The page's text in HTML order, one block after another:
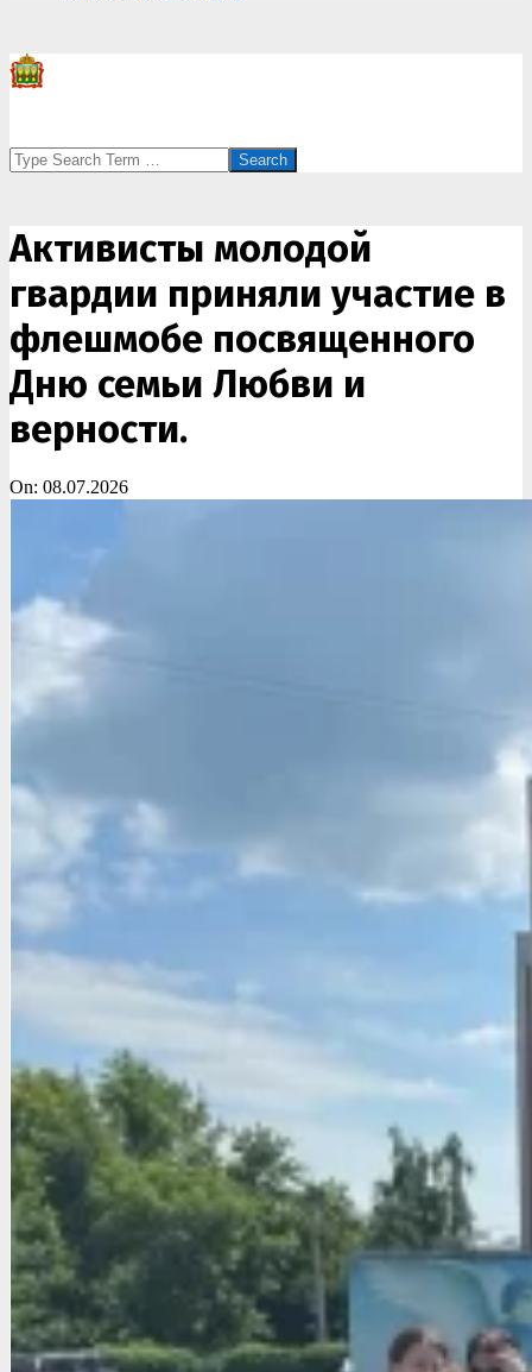
Search
Активисты молодой
гвардии приняли участие в
флешмобе посвященного
Дню семьи Любви и
верности.
On: 08.07.2026